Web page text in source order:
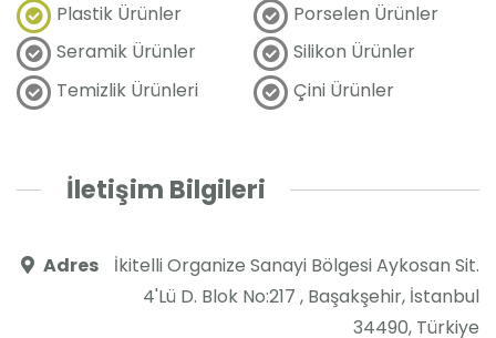
Plastik Ürünler
Porselen Ürünler
Seramik Ürünler
Silikon Ürünler
Temizlik Ürünleri
Çini Ürünler
İletişim Bilgileri
Adres
İkitelli Organize Sanayi Bölgesi Aykosan Sit.
4'Lü D. Blok No:217 , Başakşehir, İstanbul
34490, Türkiye